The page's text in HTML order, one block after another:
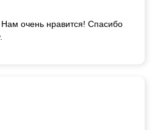
очень нравится! Спасибо